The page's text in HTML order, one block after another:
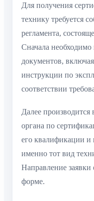
Для получения
технику требуется
регламента,
Сначала
документов,
инструкции по
соответствии
Далее производится
органа по
его квалификации и
именно тот вид
Направление заявки
форме.